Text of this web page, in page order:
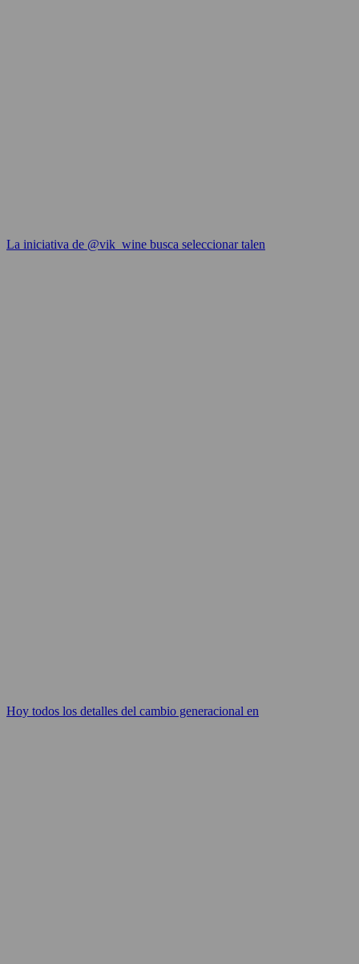
La iniciativa de @vik_wine busca seleccionar talen
Hoy todos los detalles del cambio generacional en